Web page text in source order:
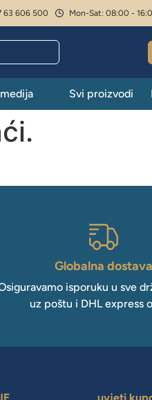
63 606 500 Mon-Sat: 08:00 -
Svi proizvodi
Globalna dostava
isporuku u sve
uz poštu i DHL express